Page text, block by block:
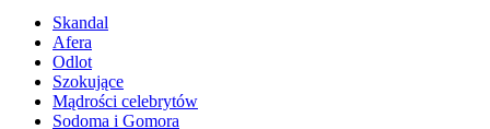
Skandal
Afera
Odlot
Szokujące
Mądrości celebrytów
Sodoma i Gomora